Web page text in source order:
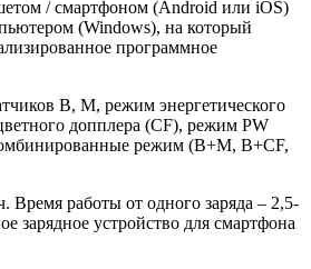
/ смартфоном (Android или iOS)
(Windows), на который
программное
B, M, режим энергетического
допплера (CF), режим PW
режим (B+M, B+CF,
Время работы от одного заряда – 2,5-
зарядное устройство для смартфона